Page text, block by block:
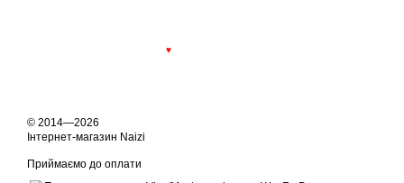
© 2014—2026
Інтернет-магазин Naizi
Приймаємо до оплати